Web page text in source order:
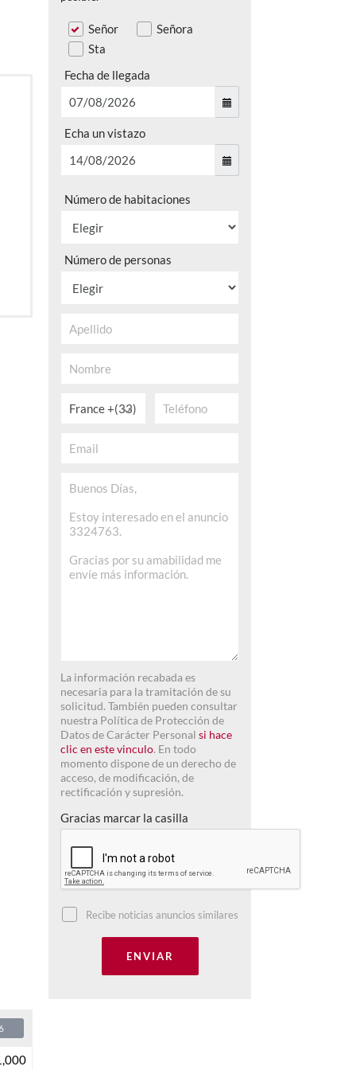
Señor
Señora
Sta
Fecha de llegada
Echa un vistazo
Número de habitaciones
Número de personas
France +(33)
La información recabada es
necesaria para la tramitación de su
solicitud. También pueden consultar
nuestra Política de Protección de
Datos de Carácter Personal si hace
clic en este vinculo. En todo
momento dispone de un derecho de
acceso, de modificación, de
rectificación y supresión.
Gracias marcar la casilla
Recibe noticias anuncios similares